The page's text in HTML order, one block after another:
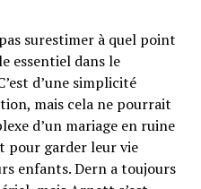
surestimer à quel point
essentiel dans le
d’une simplicité
mais cela ne pourrait
d’un mariage en ruine
pour garder leur vie
enfants. Dern a toujours